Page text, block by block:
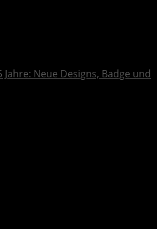
Jahre: Neue Designs, Badge und